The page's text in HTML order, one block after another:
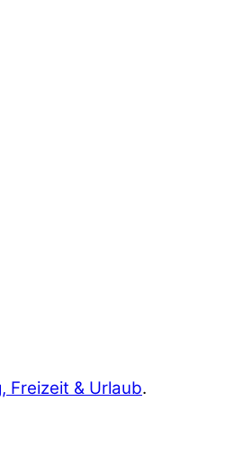
Freizeit & Urlaub.